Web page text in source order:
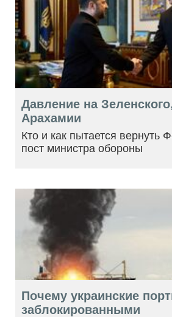
Давление на
Арахамии
Кто и как пытается вернуть
пост министра обороны
Почему украинские
заблокированными